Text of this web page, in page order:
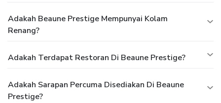
Adakah Beaune Prestige Mempunyai Kolam
Renang?
Adakah Terdapat Restoran Di Beaune Prestige?
Adakah Sarapan Percuma Disediakan Di Beaune
Prestige?